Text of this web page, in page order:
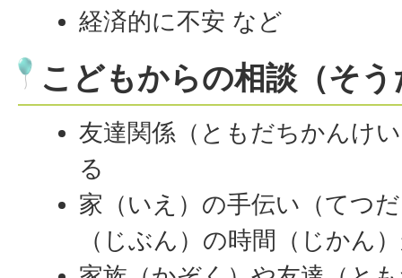
経済的に不安 など
こどもからの相談（そ
友達関係（ともだちかんけ
る
家（いえ）の手伝い（てつ
（じぶん）の時間（じかん